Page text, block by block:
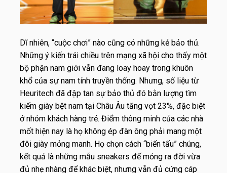
Dĩ nhiên, “cuộc chơi” nào cũng có những kẻ bảo thủ.
Những ý kiến trái chiều trên mạng xã hội cho thấy một
bộ phận nam giới vẫn đang loay hoay trong khuôn
khổ của sự nam tính truyền thống. Nhưng, số liệu từ
Heuritech đã đập tan sự bảo thủ đó bằn lượng tìm
kiếm giày bệt nam tại Châu Âu tăng vọt 23%, đặc biệt
ở nhóm khách hàng trẻ. Điểm thông minh của các nhà
mốt hiện nay là họ không ép đàn ông phải mang một
đôi giày mỏng manh. Họ chọn cách “biến tấu” chúng,
kết quả là những mẫu sneakers đế mỏng ra đời vừa
đủ nhẹ nhàng để khác biệt, nhưng vẫn đủ cứng cáp